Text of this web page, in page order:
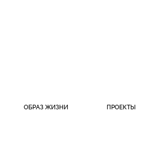
ОБРАЗ ЖИЗНИ ПРОЕКТЫ